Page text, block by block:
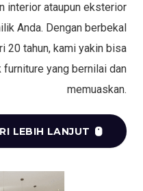
interior ataupun eksterior
Anda. Dengan berbekal
20 tahun, kami yakin bisa
yang bernilai dan
memuaskan.
LEBIH LANJUT